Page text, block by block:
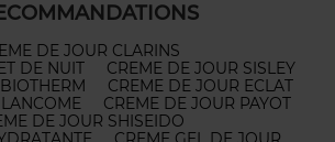
DE JOUR CLARINS
DE NUIT
CREME DE JOUR SISLEY
CREME DE JOUR ECLAT
CREME DE JOUR PAYOT
DE JOUR SHISEIDO